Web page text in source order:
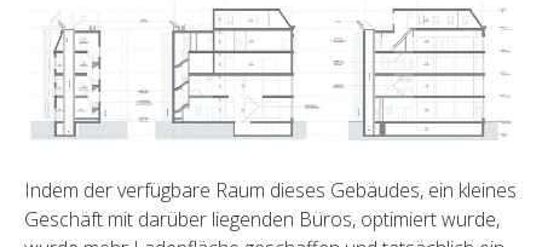
Indem der verfügbare Raum dieses Gebäudes, ein kleines
Geschäft mit darüber liegenden Büros, optimiert wurde,